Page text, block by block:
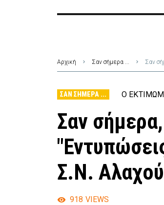
Αρχική Σαν σήμερα ... Σαν
ΣΑΝ ΣΉΜΕΡΑ ... Ο
Σαν
Σ.Ν.
918 VIEWS